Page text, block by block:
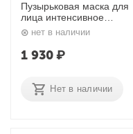
Пузырьковая маска для
лица интенсивное
очищение и увлажнение
La-Pause Marine Tok
Bubble Mask 100 мл.
Lador
нет в наличии
1 930₽
Нет в наличии